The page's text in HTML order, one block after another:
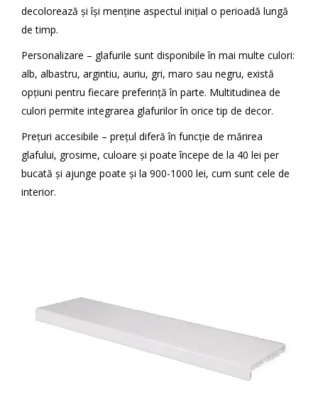
decolorează și își menține aspectul inițial o perioadă lungă
de timp.
Personalizare – glafurile sunt disponibile în mai multe culori:
alb, albastru, argintiu, auriu, gri, maro sau negru, există
opțiuni pentru fiecare preferință în parte. Multitudinea de
culori permite integrarea glafurilor în orice tip de decor.
Prețuri accesibile – prețul diferă în funcție de mărirea
glafului, grosime, culoare și poate începe de la 40 lei per
bucată și ajunge poate și la 900-1000 lei, cum sunt cele de
interior.